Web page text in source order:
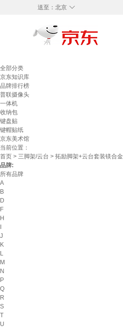
◇
送至： 北京
全部分类
京东知识库
品牌排行榜
普联摄像头
一体机
收纳包
键盘贴
键帽贴纸
京东美术馆
当前位置：
首页 > 三脚架/云台 > 拓励脚架+云台套装镁合金
品牌:
所有品牌
A
B
D
F
H
J
K
L
M
N
P
Q
R
S
T
U